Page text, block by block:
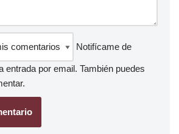
Notifícame de
entrada por email. También puedes